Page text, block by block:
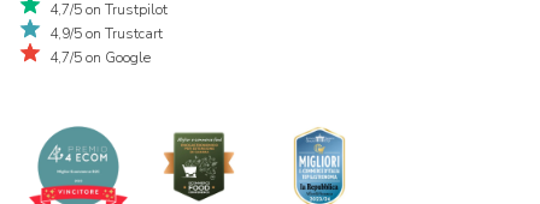
4,7/5 on Trustpilot
4,9/5 on Trustcart
4,7/5 on Google